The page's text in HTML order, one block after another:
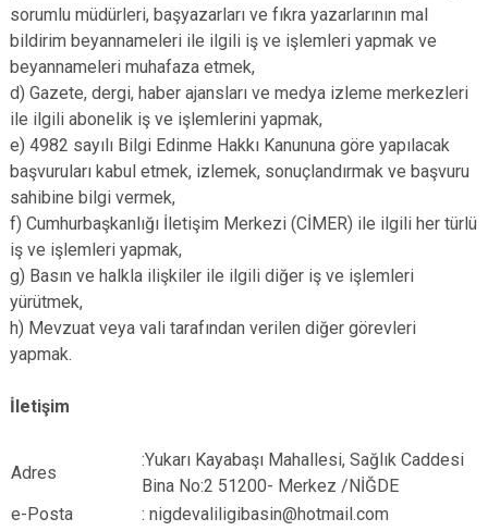
sorumlu müdürleri, başyazarları ve fıkra yazarlarının mal
bildirim beyannameleri ile ilgili iş ve işlemleri yapmak ve
beyannameleri muhafaza etmek,
d) Gazete, dergi, haber ajansları ve medya izleme merkezleri
ile ilgili abonelik iş ve işlemlerini yapmak,
e) 4982 sayılı Bilgi Edinme Hakkı Kanununa göre yapılacak
başvuruları kabul etmek, izlemek, sonuçlandırmak ve başvuru
sahibine bilgi vermek,
f) Cumhurbaşkanlığı İletişim Merkezi (CİMER) ile ilgili her türlü
iş ve işlemleri yapmak,
g) Basın ve halkla ilişkiler ile ilgili diğer iş ve işlemleri
yürütmek,
h) Mevzuat veya vali tarafından verilen diğer görevleri
yapmak.
İletişim
Adres
:Yukarı Kayabaşı Mahallesi, Sağlık Caddesi
Bina No:2 51200- Merkez /NİĞDE
e-Posta
: nigdevaliligibasin@hotmail.com